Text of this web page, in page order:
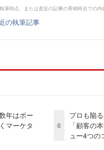
筆時点、または直近の記事の寄稿時点での内
の執筆記事
年はボー
マーケタ
6
プロも陥
「顧客の
ュー4つ